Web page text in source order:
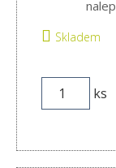
Skladem
ks